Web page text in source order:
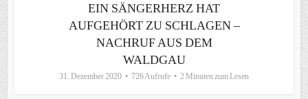
EIN SÄNGERHERZ HAT
AUFGEHÖRT ZU SCHLAGEN –
NACHRUF AUS DEM
WALDGAU
31. Dezember 2020 726 Aufrufe 2 Minuten zum Lesen